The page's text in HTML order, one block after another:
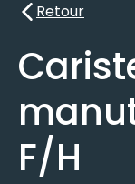
Retour
Retour
F/H